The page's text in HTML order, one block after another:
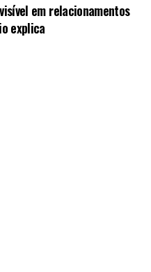
em relacionamentos
explica